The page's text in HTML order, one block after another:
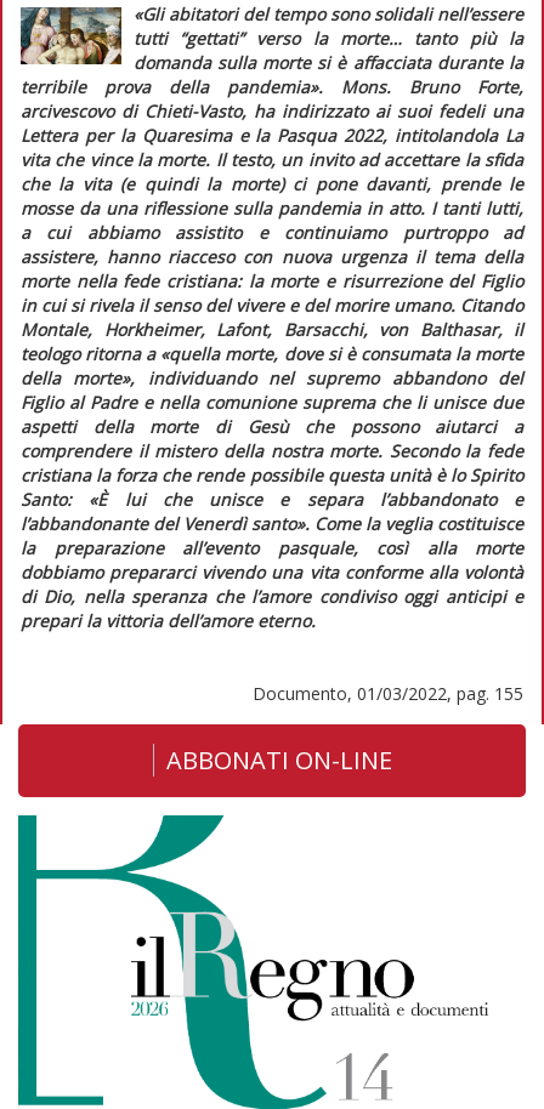
«Gli abitatori del tempo sono solidali nell’essere
tutti “gettati” verso la morte… tanto più la
domanda sulla morte si è affacciata durante la
terribile prova della pandemia». Mons. Bruno Forte,
arcivescovo di Chieti-Vasto, ha indirizzato ai suoi fedeli una
Lettera per la Quaresima e la Pasqua 2022, intitolandola La
vita che vince la morte. Il testo, un invito ad accettare la sfida
che la vita (e quindi la morte) ci pone davanti, prende le
mosse da una riflessione sulla pandemia in atto. I tanti lutti,
a cui abbiamo assistito e continuiamo purtroppo ad
assistere, hanno riacceso con nuova urgenza il tema della
morte nella fede cristiana: la morte e risurrezione del Figlio
in cui si rivela il senso del vivere e del morire umano. Citando
Montale, Horkheimer, Lafont, Barsacchi, von Balthasar, il
teologo ritorna a «quella morte, dove si è consumata la morte
della morte», individuando nel supremo abbandono del
Figlio al Padre e nella comunione suprema che li unisce due
aspetti della morte di Gesù che possono aiutarci a
comprendere il mistero della nostra morte. Secondo la fede
cristiana la forza che rende possibile questa unità è lo Spirito
Santo: «È lui che unisce e separa l’abbandonato e
l’abbandonante del Venerdì santo». Come la veglia costituisce
la preparazione all’evento pasquale, così alla morte
dobbiamo prepararci vivendo una vita conforme alla volontà
di Dio, nella speranza che l’amore condiviso oggi anticipi e
prepari la vittoria dell’amore eterno.
Documento, 01/03/2022, pag. 155
ABBONATI ON-LINE